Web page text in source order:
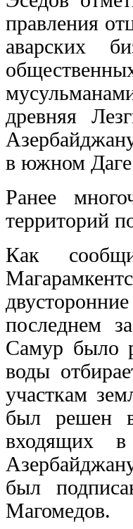
правления
аварских
древняя
в южном
Ранее
территорий
Как
последнем
Самур было
воды
участкам
был решен
входящих в
был
Магомедов.